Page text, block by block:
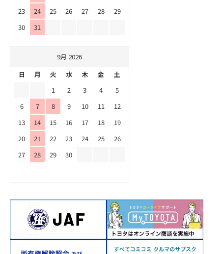
23
24 25 26 27 28
29
30
31
9月 2026
日
月 火 水 木 金
土
1
2 3 4
5
6
7 8 9 10 11
12
13
14 15 16 17 18
19
20
21 22 23 24 25
26
27
28 29 30